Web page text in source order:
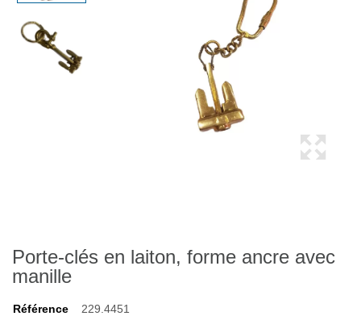
Porte-clés en laiton, forme ancre avec
manille
Référence
229.4451